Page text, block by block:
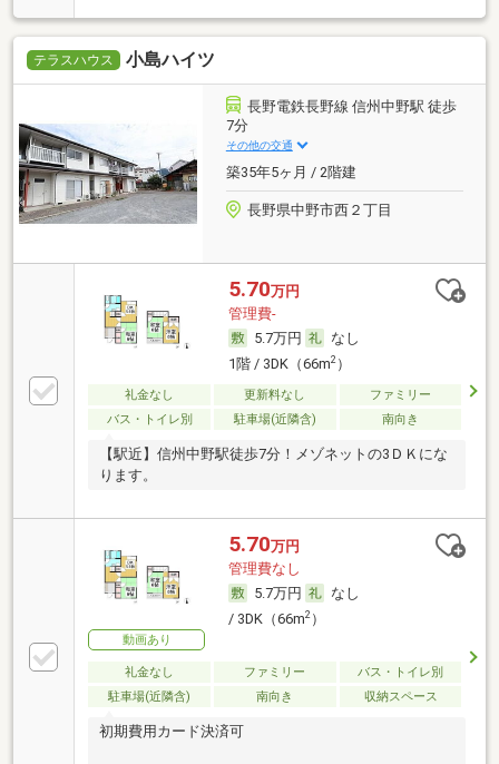
テラスハウス 小島ハイツ
長野電鉄長野線 信州中野駅 徒歩
7分
その他の交通
築35年5ヶ月 / 2階建
長野県中野市西２丁目
5.70万円
管理費-
5.7万円
なし
1階 / 3DK（66m2）
礼金なし 更新料なし
ファミリー
バス・トイレ別
駐車場(近隣含) 南向き
【駅近】信州中野駅徒歩7分！メゾネットの3ＤＫにな
ります。
動画あり
5.70万円
管理費なし
5.7万円
なし
/ 3DK（66m2）
礼金なし ファミリー
バス・トイレ別
駐車場(近隣含)
南向き 収納スペース
初期費用カード決済可